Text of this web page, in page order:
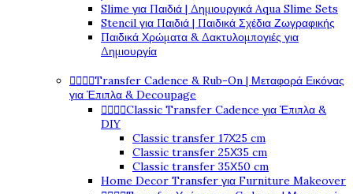
Slime για Παιδιά | Δημιουργικά Aqua Slime Sets
Stencil για Παιδιά | Παιδικά Σχέδια Ζωγραφικής
Παιδικά Χρώματα & Δακτυλομπογιές για
Δημιουργία
Transfer Cadence & Rub-On | Μεταφορά Εικόνας
για Έπιπλα & Decoupage
Classic Transfer Cadence για Έπιπλα &
DIY
Classic transfer 17Χ25 cm
Classic transfer 25Χ35 cm
Classic transfer 35Χ50 cm
Home Decor Transfer για Furniture Makeover